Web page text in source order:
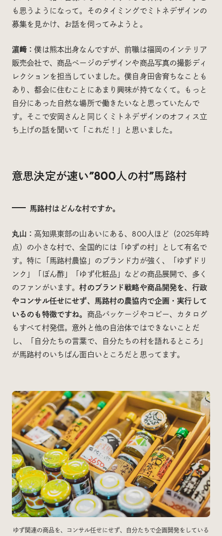
も思うようになって。そのタイミングでミトネデザインの
募集を見かけ、お話を伺ってみようと。
濵﨑：僕は熊本出身なんですが、前職は福岡のインテリア
販売会社で、商品ページのデザインや商品写真の撮影ディ
レクションを担当していました。僕自身田舎育ちなことも
あり、都会に住むことにあまり興味が持てなくて。もっと
自分にあった自然な場所で働きたいなと思っていたんで
す。そこで安岡さんと同じくミトネデザインのオフィス立
ち上げの話を聞いて「これだ！」と思いました。
意思決定が速い”800人の村”馬路村
馬路村はどんな村ですか。
丸山： 高知県東部の山あいにある、800人ほど（2025年時
点）の小さな村で、全国的には「ゆずの村」として有名で
す。特に「馬路村農協」のブランド力が強く、「ゆずドリ
ンク」「ぽん酢」「ゆず化粧品」などの商品展開で、多く
のファンがいます。村のブランド戦略や商品開発を、行政
やコンサル任せにせず、馬路村の農協内で企画・実行して
いるのも特徴ですね。 商品パッケージやコピー、カタログ
もすべて村発信。意外と他の自治体ではできないことだ
し、「自分たちの言葉で、自分たちの村を語れるところ」
が馬路村のいちばん面白いところだと思ってます。
ゆず関連の商品を、コンサル任せにせず、自分たちで企画開発をしている